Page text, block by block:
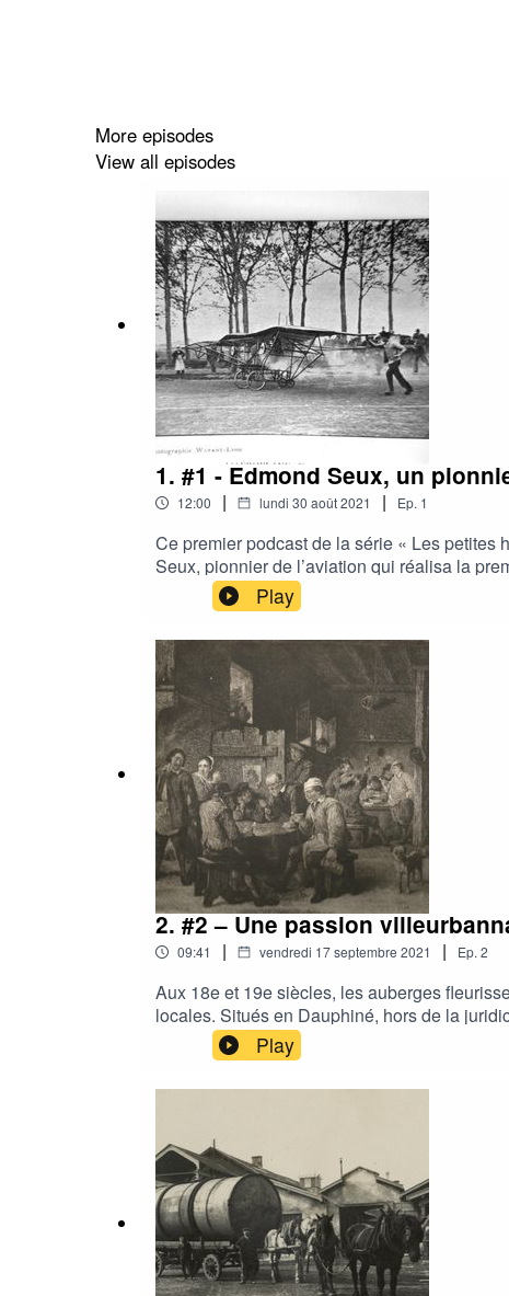
More episodes
View all episodes
1. #1 - Edmond Seux, un
12:00 | lundi 30 août 2021 | Ep. 1
Ce premier podcast de la série « Les petites
Seux, pionnier de l’aviation qui réalisa la
Play
2. #2 – Une passion
09:41 | vendredi 17 septembre 2021 | Ep. 2
Aux 18e et 19e siècles, les auberges
locales. Situés en Dauphiné, hors de la
Play